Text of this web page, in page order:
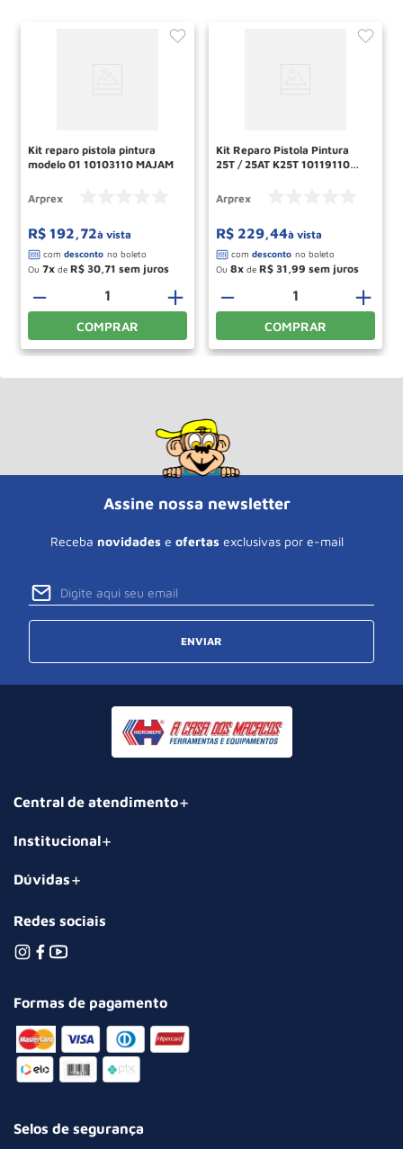
Kit reparo pistola pintura
modelo 01 10103110 MAJAM
Arprex
R$ 192,72à vista
Ou 7 de R$ 30 71
＋
－
COMPRAR
Kit Reparo Pistola Pintura
25T / 25AT K25T 10119110
Arprex
R$ 229,44à vista
Ou 8 de R$ 31 99
＋
－
COMPRAR
Assine nossa newsletter
Receba novidades e ofertas exclusivas por e-mail
ENVIAR
Central de atendimento
Institucional
Dúvidas
Redes sociais
Formas de pagamento
Selos de segurança